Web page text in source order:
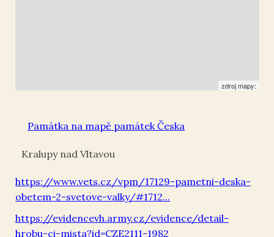
zdroj mapy:
Památka na mapě památek Česka
Kralupy nad Vltavou
https://www.vets.cz/vpm/17129-pametni-deska-
obetem-2-svetove-valky/#1712...
https://evidencevh.army.cz/evidence/detail-
hrobu-ci-mista?id=CZE2111-1982
deska
železničním
- obětem 2.
světové války
Pamětní deska
zaměstnancům
- obětem 2.
světové války